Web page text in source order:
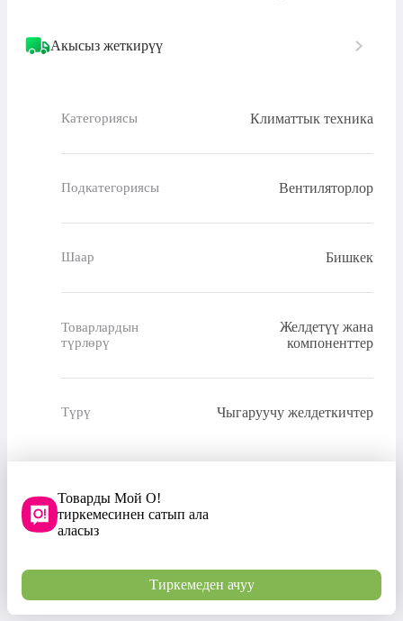
Акысыз жеткирүү
Категориясы Климаттык техника
Подкатегориясы Вентиляторлор
Шаар Бишкек
Товарлардын
түрлөрү
Желдетүү жана
компоненттер
Түрү Чыгаруучу желдеткичтер
Товарды Мой О!
тиркемесинен сатып ала
аласыз
Тиркемеден ачуу